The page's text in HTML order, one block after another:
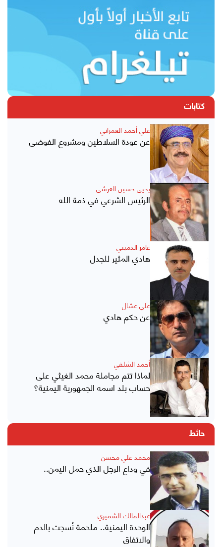
كتابات
علي أحمد العمراني
عن عودة السلاطين ومشروع الفوضى
يحيى حسين العرشي
الرئيس الشرعي في ذمة الله
عامر الدميني
هادي المثير للجدل
علي عشال
عن حكم هادي
أحمد الشلفي
لماذا تتم مجاملة محمد الغيثي على
حساب بلد اسمه الجمهورية اليمنية؟
حائط
محمد علي محسن
في وداع الرجل الذي حمل اليمن..
عبدالمالك الشميري
الوحدة اليمنية.. ملحمة نُسجت بالدم
والاتفاق